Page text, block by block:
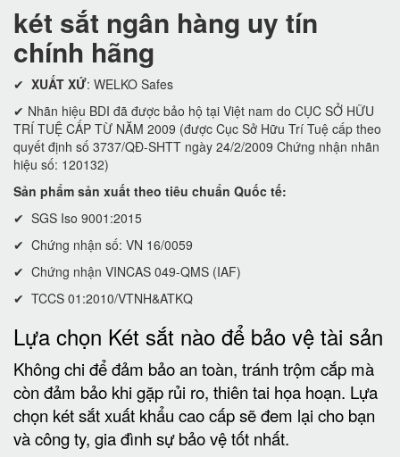
két sắt ngân hàng uy tín
chính hãng
✔ XUẤT XỨ: WELKO Safes
✔ Nhãn hiệu BDI đã được bảo hộ tại Việt nam do CỤC SỞ HỮU
TRÍ TUỆ CẤP TỪ NĂM 2009 (được Cục Sở Hữu Trí Tuệ cấp theo
quyết định số 3737/QĐ-SHTT ngày 24/2/2009 Chứng nhận nhãn
hiệu số: 120132)
Sản phẩm sản xuất theo tiêu chuẩn Quốc tế:
✔ SGS Iso 9001:2015
✔ Chứng nhận số: VN 16/0059
✔ Chứng nhận VINCAS 049-QMS (IAF)
✔ TCCS 01:2010/VTNH&ATKQ
Lựa chọn Két sắt nào để bảo vệ tài sản
Không chi để đảm bảo an toàn, tránh trộm cắp mà
còn đảm bảo khi gặp rủi ro, thiên tai họa hoạn. Lựa
chọn két sắt xuất khẩu cao cấp sẽ đem lại cho bạn
và công ty, gia đình sự bảo vệ tốt nhất.